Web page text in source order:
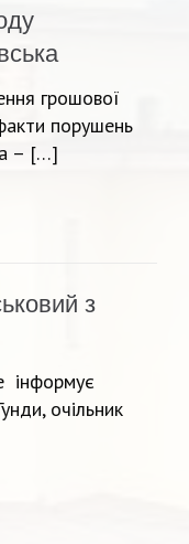
грошової
порушень
– […]
з
інформує
очільник